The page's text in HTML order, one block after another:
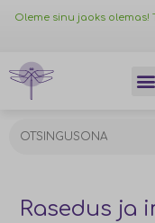
Oleme sinu jaoks olemas!
Rasedus ja